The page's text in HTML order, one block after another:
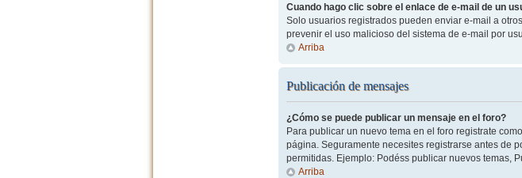
Cuando hago clic sobre el enlace de e-mail de un
Solo usuarios registrados pueden enviar e-mail a
prevenir el uso malicioso del sistema de e-mail por
Arriba
Publicación de mensajes
¿Cómo se puede publicar un mensaje en el foro?
Para publicar un nuevo tema en el foro registrate
página. Seguramente necesites registrarse antes de
permitidas. Ejemplo: Podéss publicar nuevos temas,
Arriba